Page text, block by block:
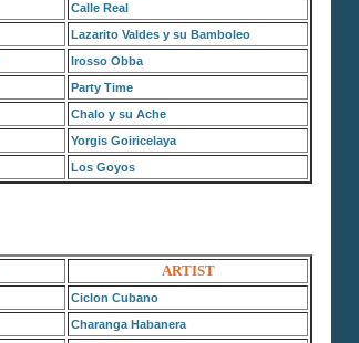
Calle Real
Lazarito Valdes y su Bamboleo
Irosso Obba
Party Time
Chalo y su Ache
Yorgis Goiricelaya
Los Goyos
ARTIST
Ciclon Cubano
Charanga Habanera